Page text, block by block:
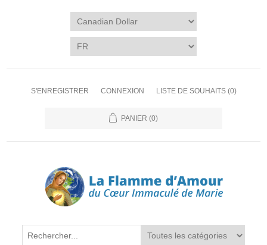
S'ENREGISTRER CONNEXION LISTE DE SOUHAITS (0)
PANIER (0)